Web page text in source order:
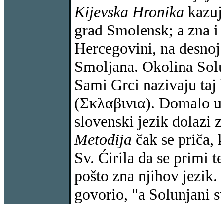
Kijevska Hronika
grad Smolensk; a zna
Hercegovini, na
Smoljana. Okolina
Sami Grci nazivaju
(Σκλαβινια). Domalo
slovenski jezik dolazi
Metodija čak se
Sv. Ćirila da se primi
pošto zna njihov
govorio, "a Solunjani